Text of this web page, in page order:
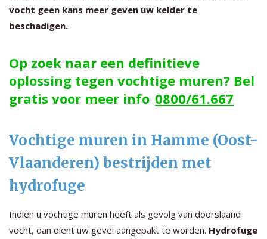
vocht geen kans meer geven uw kelder te
beschadigen.
Op zoek naar een definitieve
oplossing tegen vochtige muren? Bel
gratis voor meer info 0800/61.667
Vochtige muren in Hamme (Oost-
Vlaanderen) bestrijden met
hydrofuge
Indien u vochtige muren heeft als gevolg van doorslaand
vocht, dan dient uw gevel aangepakt te worden. Hydrofuge